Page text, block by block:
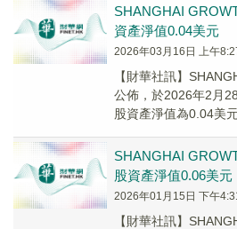
SHANGHAI
資產淨值0.04美元
2026年03月16日 上午
【財華社訊】
公佈，於2026年2月
股資產淨值為0.04美
SHANGHAI
股資產淨值0.06美元
2026年01月15日 下午
【財華社訊】